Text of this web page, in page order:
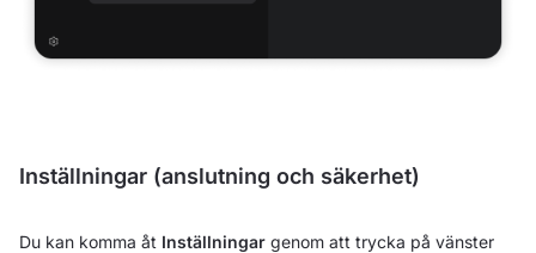
Inställningar (anslutning och säkerhet)
Du kan komma åt Inställningar genom att trycka på vänster